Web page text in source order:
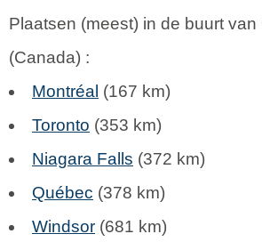
Plaatsen (meest) in de buurt van
(Canada) :
Montréal (167 km)
Toronto (353 km)
Niagara Falls (372 km)
Québec (378 km)
Windsor (681 km)